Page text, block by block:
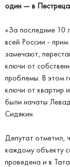
один — в
«За последние 10
всей России -
замечают,
ключи от
проблемы. В этом
ключи от квартир
были начаты
Сидякин.
Депутат отметил,
каждому объекту
проведена и в